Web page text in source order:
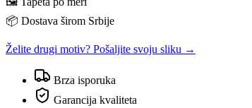
📦 Dostava širom Srbije
Želite drugi motiv? Pošaljite svoju sliku →
Brza isporuka
Garancija kvaliteta